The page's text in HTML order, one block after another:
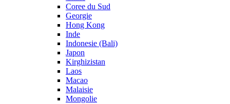
Coree du Sud
Georgie
Hong Kong
Inde
Indonesie (Bali)
Japon
Kirghizistan
Laos
Macao
Malaisie
Mongolie